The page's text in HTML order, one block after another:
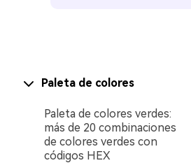
Paleta de colores
Paleta de colores verdes:
más de 20 combinaciones
de colores verdes con
códigos HEX